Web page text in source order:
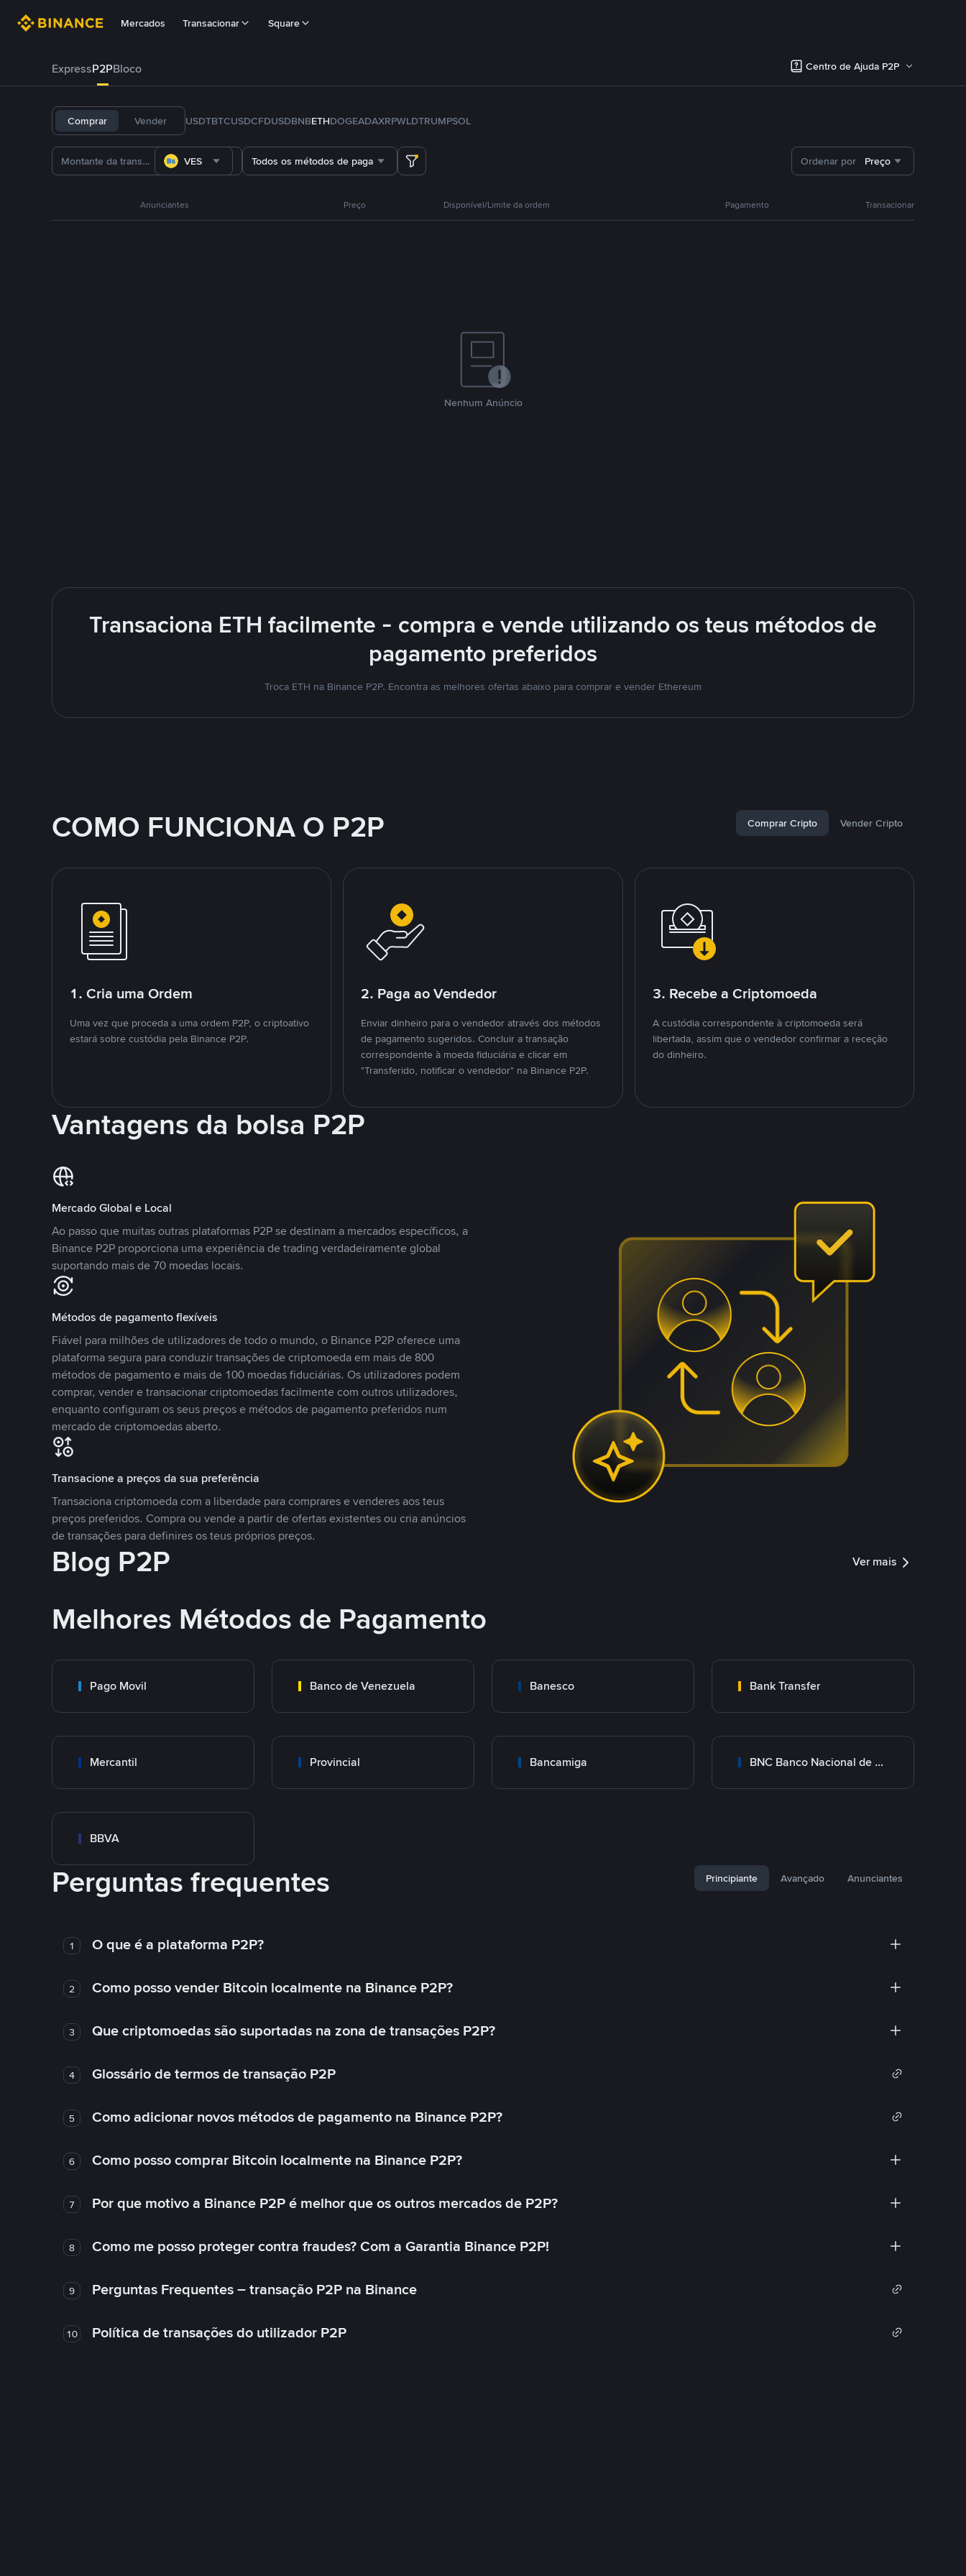
Mercados Transacionar Square
ExpressP2PBloco Centro de Ajuda P2P
Comprar Vender USDTBTCUSDCFDUSDBNBETHDOGEADAXRPWLDTRUMPSOL
VES Todos os métodos de pagamento Ordenar por Preço
Anunciantes Preço Disponível/Limite da ordem Pagamento Transacionar
Nenhum Anúncio
Transaciona ETH facilmente - compra e vende utilizando os teus métodos de
pagamento preferidos
Troca ETH na Binance P2P. Encontra as melhores ofertas abaixo para comprar e vender Ethereum
COMO FUNCIONA O P2P Comprar Cripto Vender Cripto
1. Cria uma Ordem
Uma vez que proceda a uma ordem P2P, o criptoativo
estará sobre custódia pela Binance P2P.
2. Paga ao Vendedor
Enviar dinheiro para o vendedor através dos métodos
de pagamento sugeridos. Concluir a transação
correspondente à moeda fiduciária e clicar em
"Transferido, notificar o vendedor" na Binance P2P.
3. Recebe a Criptomoeda
A custódia correspondente à criptomoeda será
libertada, assim que o vendedor confirmar a receção
do dinheiro.
Vantagens da bolsa P2P
Mercado Global e Local
Ao passo que muitas outras plataformas P2P se destinam a mercados específicos, a
Binance P2P proporciona uma experiência de trading verdadeiramente global
suportando mais de 70 moedas locais.
Métodos de pagamento flexíveis
Fiável para milhões de utilizadores de todo o mundo, o Binance P2P oferece uma
plataforma segura para conduzir transações de criptomoeda em mais de 800
métodos de pagamento e mais de 100 moedas fiduciárias. Os utilizadores podem
comprar, vender e transacionar criptomoedas facilmente com outros utilizadores,
enquanto configuram os seus preços e métodos de pagamento preferidos num
mercado de criptomoedas aberto.
Transacione a preços da sua preferência
Transaciona criptomoeda com a liberdade para comprares e venderes aos teus
preços preferidos. Compra ou vende a partir de ofertas existentes ou cria anúncios
de transações para definires os teus próprios preços.
Blog P2P Ver mais
Melhores Métodos de Pagamento
Pago Movil Banco de Venezuela Banesco Bank Transfer
Mercantil Provincial Bancamiga BNC Banco Nacional de Crédito
BBVA
Perguntas frequentes Principiante Avançado Anunciantes
1 O que é a plataforma P2P?
2 Como posso vender Bitcoin localmente na Binance P2P?
3 Que criptomoedas são suportadas na zona de transações P2P?
4 Glossário de termos de transação P2P
5 Como adicionar novos métodos de pagamento na Binance P2P?
6 Como posso comprar Bitcoin localmente na Binance P2P?
7 Por que motivo a Binance P2P é melhor que os outros mercados de P2P?
8 Como me posso proteger contra fraudes? Com a Garantia Binance P2P!
9 Perguntas Frequentes – transação P2P na Binance
10 Política de transações do utilizador P2P